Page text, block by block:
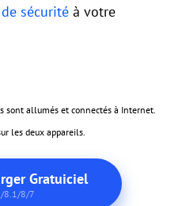
sécurité à votre
sont allumés et connectés à Internet.
les deux appareils.
Gratuiciel
8.1/8/7